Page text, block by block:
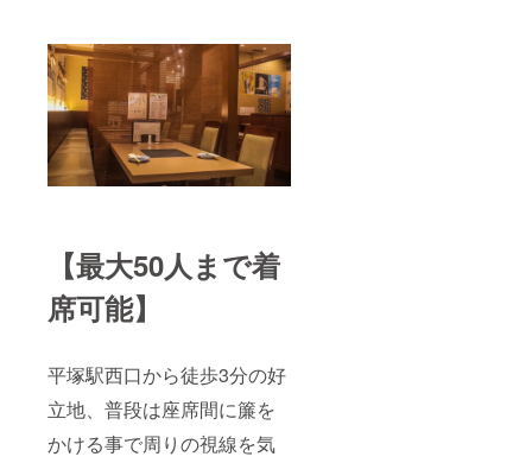
【最大50人まで着
席可能】
平塚駅西口から徒歩3分の好
立地、普段は座席間に簾を
かける事で周りの視線を気